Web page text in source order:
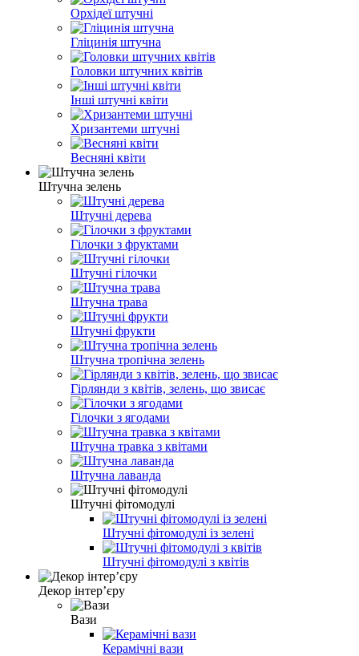
Орхідеї штучні
Гліцинія штучна
Головки штучних квітів
Інші штучні квіти
Хризантеми штучні
Весняні квіти
Штучна зелень
Штучні дерева
Гілочки з фруктами
Штучні гілочки
Штучна трава
Штучні фрукти
Штучна тропічна зелень
Гірлянди з квітів, зелень, що звисає
Гілочки з ягодами
Штучна травка з квітами
Штучна лаванда
Штучні фітомодулі
Штучні фітомодулі із зелені
Штучні фітомодулі з квітів
Декор інтер’єру
Вази
Керамічні вази